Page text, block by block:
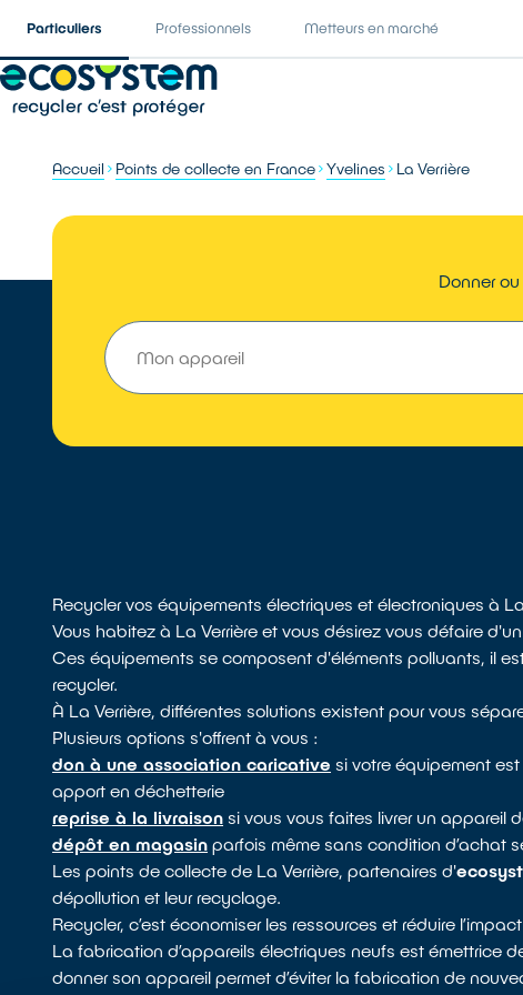
Particuliers Professionnels Metteurs en marché
Accueil Points de collecte en France Yvelines La Verrière
Donner
Recycler vos équipements électriques et électroniques à
Vous habitez à La Verrière et vous désirez vous défaire
Ces équipements se composent d'éléments polluants, il
recycler.
À La Verrière, différentes solutions existent pour vous
Plusieurs options s'offrent à vous :
don à une association caricative si votre équipement
apport en déchetterie
reprise à la livraison si vous vous faites livrer un appareil
dépôt en magasin parfois même sans condition d’achat
Les points de collecte de La Verrière, partenaires d'
dépollution et leur recyclage.
Recycler, c’est économiser les ressources et réduire
La fabrication d’appareils électriques neufs est émettrice
donner son appareil permet d’éviter la fabrication de